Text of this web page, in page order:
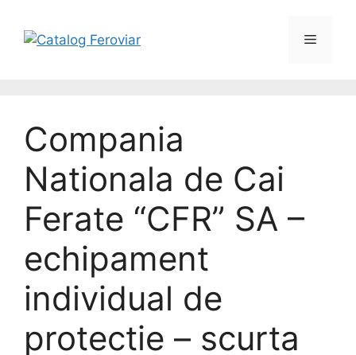
Compania
Nationala de Cai
Ferate “CFR” SA –
echipament
individual de
protectie – scurta